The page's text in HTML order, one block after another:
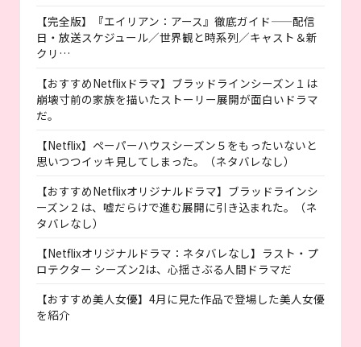
【完全版】『エイリアン：アース』徹底ガイド——配信
日・放送スケジュール／世界観と時系列／キャスト＆新
クリ…
【おすすめNetflixドラマ】ブラッドラインシーズン１は
崩壊寸前の家族を描いたストーリー展開が面白いドラマ
だ。
【Netflix】ペーパーハウスシーズン５をもったいないと
思いつつイッキ見してしまった。（ネタバレなし）
【おすすめNetflixオリジナルドラマ】ブラッドラインシ
ーズン２は、嘘だらけで進む展開に引き込まれた。（ネ
タバレなし）
【Netflixオリジナルドラマ：ネタバレなし】ラスト・プ
ロテクター シーズン2は、心揺さぶる人間ドラマだ
【おすすめ美人女優】4月に見た作品で登場した美人女優
を紹介